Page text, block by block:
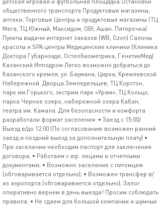
общественного транспорта Продуктовые магазины,
аптеки; Торговые Центры и продуктовые магазины (ТЦ
Мега, ТЦ Южный, Максидом, OBI, Ашан. Пятерочка)
Пункты выдачи интернет заказов (WB, Ozon) Салоны
красоты и SPA центры Медицинские клиники (Клиника
Доктора Губарнзаде, Остеобиометрика, ГенетикМед)
Казанский Ипподром Легко возможно добраться до
Казанского кремля, ул. Баумана, Цирка, Кремлевской
Набережной, Дворца Земледельцев, ТЦ Корстон,
парк им.Горького, экстрим парк «Урам», ТЦ Кольцо,
парка Черное озеро, набережной озера Кабан,
театра им. Камала. Для безопасности и комфорта
разработали формат заселения: • Заезд с 15:00/
Выезд в/до 12:00 (По согласованию возможен ранний
заезд и поздний выезд за дополнительную плату) •
При заселении необходим паспорт для заключения
договора; • Работаем с юр. лицами и отчетными
документами; • Возможно заселение с питомцем
(обговаривается отдельно); • Возможен трансфер в/
из аэропорта (обговаривается отдельно); Залог
оперативно вернем в день выезда! Просим соблюдать
правила: • Не сдаем для большой компании и шумных